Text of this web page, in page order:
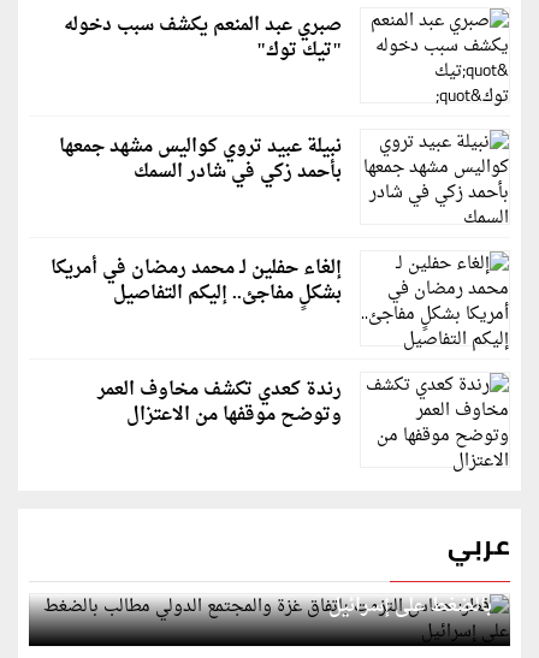
صبري عبد المنعم يكشف سبب دخوله
"تيك توك"
نبيلة عبيد تروي كواليس مشهد جمعها
بأحمد زكي في شادر السمك
إلغاء حفلين لـ محمد رمضان في أمريكا
بشكلٍ مفاجئ.. إليكم التفاصيل
رندة كعدي تكشف مخاوف العمر
وتوضح موقفها من الاعتزال
عربي
قطر: حماس التزمت باتفاق غزة والمجتمع الدولي مطالب
بالضغط على إسرائيل